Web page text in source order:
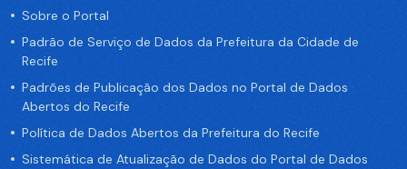
Sobre o Portal
Padrão de Serviço de Dados da Prefeitura da Cidade de
Recife
Padrões de Publicação dos Dados no Portal de Dados
Abertos do Recife
Política de Dados Abertos da Prefeitura do Recife
Sistemática de Atualização de Dados do Portal de Dados